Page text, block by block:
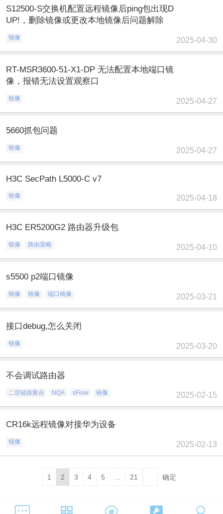
S12500-S交换机配置远程镜像后ping包出现D
UP!，删除镜像或更改本地镜像后问题解除
镜像 2025-04-30
RT-MSR3600-51-X1-DP 无法配置本地端口镜
像，报错无法设置观察口
镜像 2025-04-27
5660抓包问题
镜像 2025-04-27
H3C SecPath L5000-C v7
镜像 2025-04-18
H3C ER5200G2 路由器升级包
镜像 路由策略 2025-04-10
s5500 p2端口镜像
镜像 镜像 端口镜像 2025-03-21
接口debug,怎么关闭
镜像 2025-03-20
不会调试路由器
二层链路聚合 NQA sFlow 镜像 2025-02-15
CR16k远程镜像对接华为设备
镜像 2025-02-13
1 2 3 4 5 21